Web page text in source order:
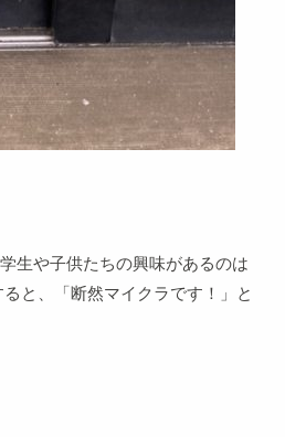
生や子供たちの興味があるのは
と、「断然マイクラです！」と